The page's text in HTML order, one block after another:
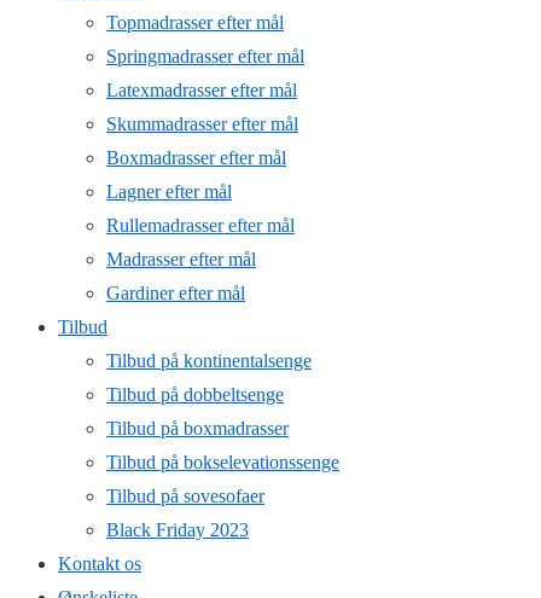
Topmadrasser efter mål
Springmadrasser efter mål
Latexmadrasser efter mål
Skummadrasser efter mål
Boxmadrasser efter mål
Lagner efter mål
Rullemadrasser efter mål
Madrasser efter mål
Gardiner efter mål
Tilbud
Tilbud på kontinentalsenge
Tilbud på dobbeltsenge
Tilbud på boxmadrasser
Tilbud på bokselevationssenge
Tilbud på sovesofaer
Black Friday 2023
Kontakt os